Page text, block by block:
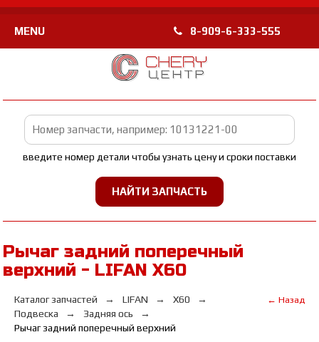
MENU 8-909-6-333-555
введите номер детали чтобы узнать цену и сроки поставки
Рычаг задний поперечный
верхний - LIFAN Х60
Каталог запчастей LIFAN
Х60
Подвеска
Задняя ось
Рычаг задний поперечный верхний
← Назад